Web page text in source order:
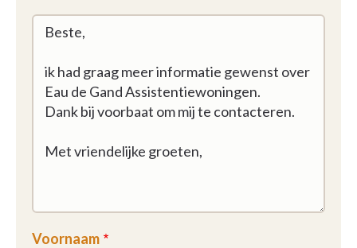
Gebruik gemeenschappelijke ruimtes
Organisatie van vrijblijvende, gevarieerde
Gebruikersraad
Binnentuin met terras
Elektriciteit, verwarming, water
Afvalverwerking
Neem vrijblijvend contact op voor meer informatie
Voornaam